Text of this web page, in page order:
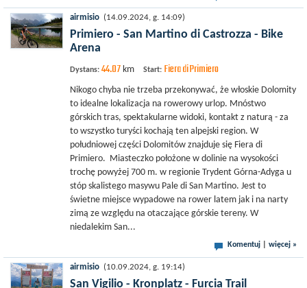
airmisio (14.09.2024, g. 14:09)
Primiero - San Martino di Castrozza - Bike
Arena
Dystans: 44.07 km Start: Fiera di Primiero
Nikogo chyba nie trzeba przekonywać, że włoskie Dolomity
to idealne lokalizacja na rowerowy urlop. Mnóstwo
górskich tras, spektakularne widoki, kontakt z naturą - za
to wszystko turyści kochają ten alpejski region. W
południowej części Dolomitów znajduje się Fiera di
Primiero. Miasteczko położone w dolinie na wysokości
trochę powyżej 700 m. w regionie Trydent Górna-Adyga u
stóp skalistego masywu Pale di San Martino. Jest to
świetne miejsce wypadowe na rower latem jak i na narty
zimą ze względu na otaczające górskie tereny. W
niedalekim San...
Komentuj więcej »
airmisio (10.09.2024, g. 19:14)
San Vigilio - Kronplatz - Furcia Trail